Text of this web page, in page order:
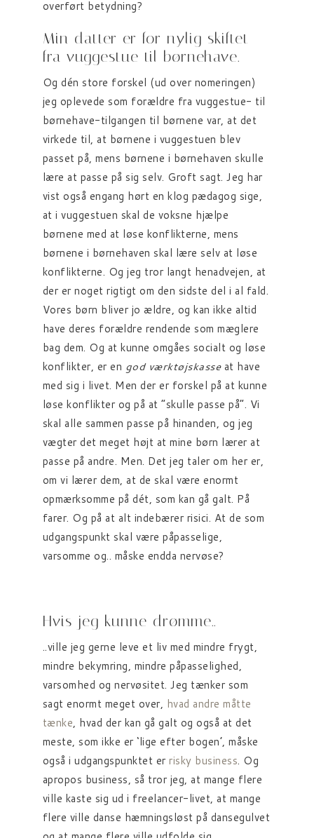
overført betydning?
Min datter er for nylig skiftet
fra vuggestue til børnehave.
Og dén store forskel (ud over nomeringen)
jeg oplevede som forældre fra vuggestue- til
børnehave-tilgangen til børnene var, at det
virkede til, at børnene i vuggestuen blev
passet på, mens børnene i børnehaven skulle
lære at passe på sig selv. Groft sagt. Jeg har
vist også engang hørt en klog pædagog sige,
at i vuggestuen skal de voksne hjælpe
børnene med at løse konflikterne, mens
børnene i børnehaven skal lære selv at løse
konflikterne. Og jeg tror langt henadvejen, at
der er noget rigtigt om den sidste del i al fald.
Vores børn bliver jo ældre, og kan ikke altid
have deres forældre rendende som mæglere
bag dem. Og at kunne omgåes socialt og løse
konflikter, er en god værktøjskasseat have
med sig i livet. Men der er forskel på at kunne
løse konflikter og på at “skulle passe på”. Vi
skal alle sammen passe på hinanden, og jeg
vægter det meget højt at mine børn lærer at
passe på andre. Men. Det jeg taler om her er,
om vi lærer dem, at de skal være enormt
opmærksomme på dét, som kan gå galt. På
farer. Og på at alt indebærer risici. At de som
udgangspunkt skal være påpasselige,
varsomme og.. måske endda nervøse?
Hvis jeg kunne drømme..
..ville jeg gerne leve et liv med mindre frygt,
mindre bekymring, mindre påpasselighed,
varsomhed og nervøsitet. Jeg tænker som
sagt enormt meget over, hvad andre måtte
tænke, hvad der kan gå galt og også at det
meste, som ikke er ‘lige efter bogen’, måske
også i udgangspunktet errisky business. Og
apropos business, så tror jeg, at mange flere
ville kaste sig ud i freelancer-livet, at mange
flere ville danse hæmningsløst på dansegulvet